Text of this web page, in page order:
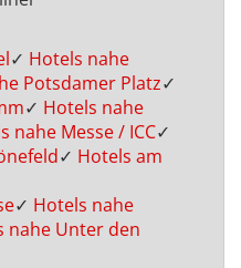
✓ Hotels nahe
Potsdamer Platz✓
✓ Hotels nahe
nahe Messe / ICC✓
✓ Hotels am
✓ Hotels nahe
nahe Unter den